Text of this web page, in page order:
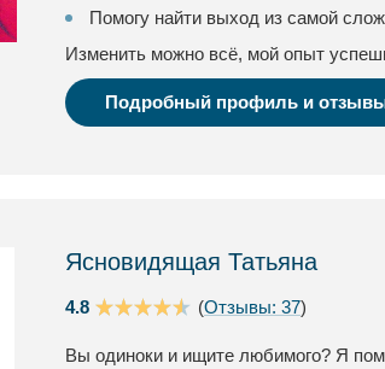
Помогу найти выход из самой
Изменить можно всё, мой опыт
Подробный профиль и
Ясновидящая Татьяна
4.8 (Отзывы: 37)
Вы одиноки и ищите любимого? Я